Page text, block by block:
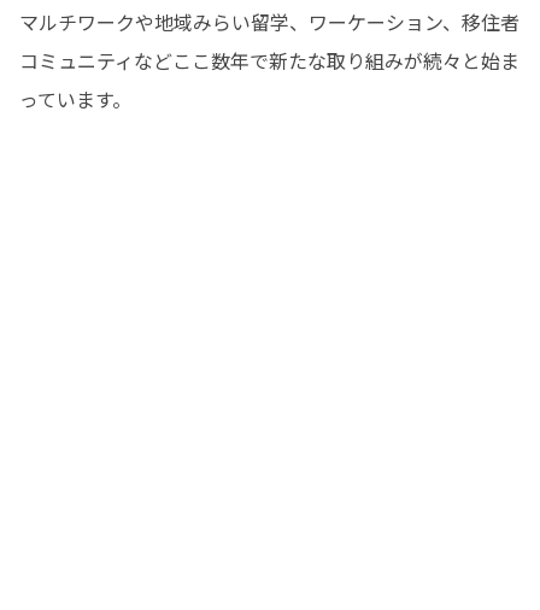
マルチワークや地域みらい留学、ワーケーション、移住者
コミュニティなどここ数年で新たな取り組みが続々と始ま
っています。